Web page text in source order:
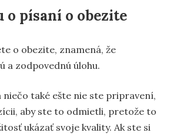
o písaní o obezite
o obezite, znamená, že
a zodpovednú úlohu.
niečo také ešte nie ste pripravení,
aby ste to odmietli, pretože to
ukázať svoje kvality. Ak ste si